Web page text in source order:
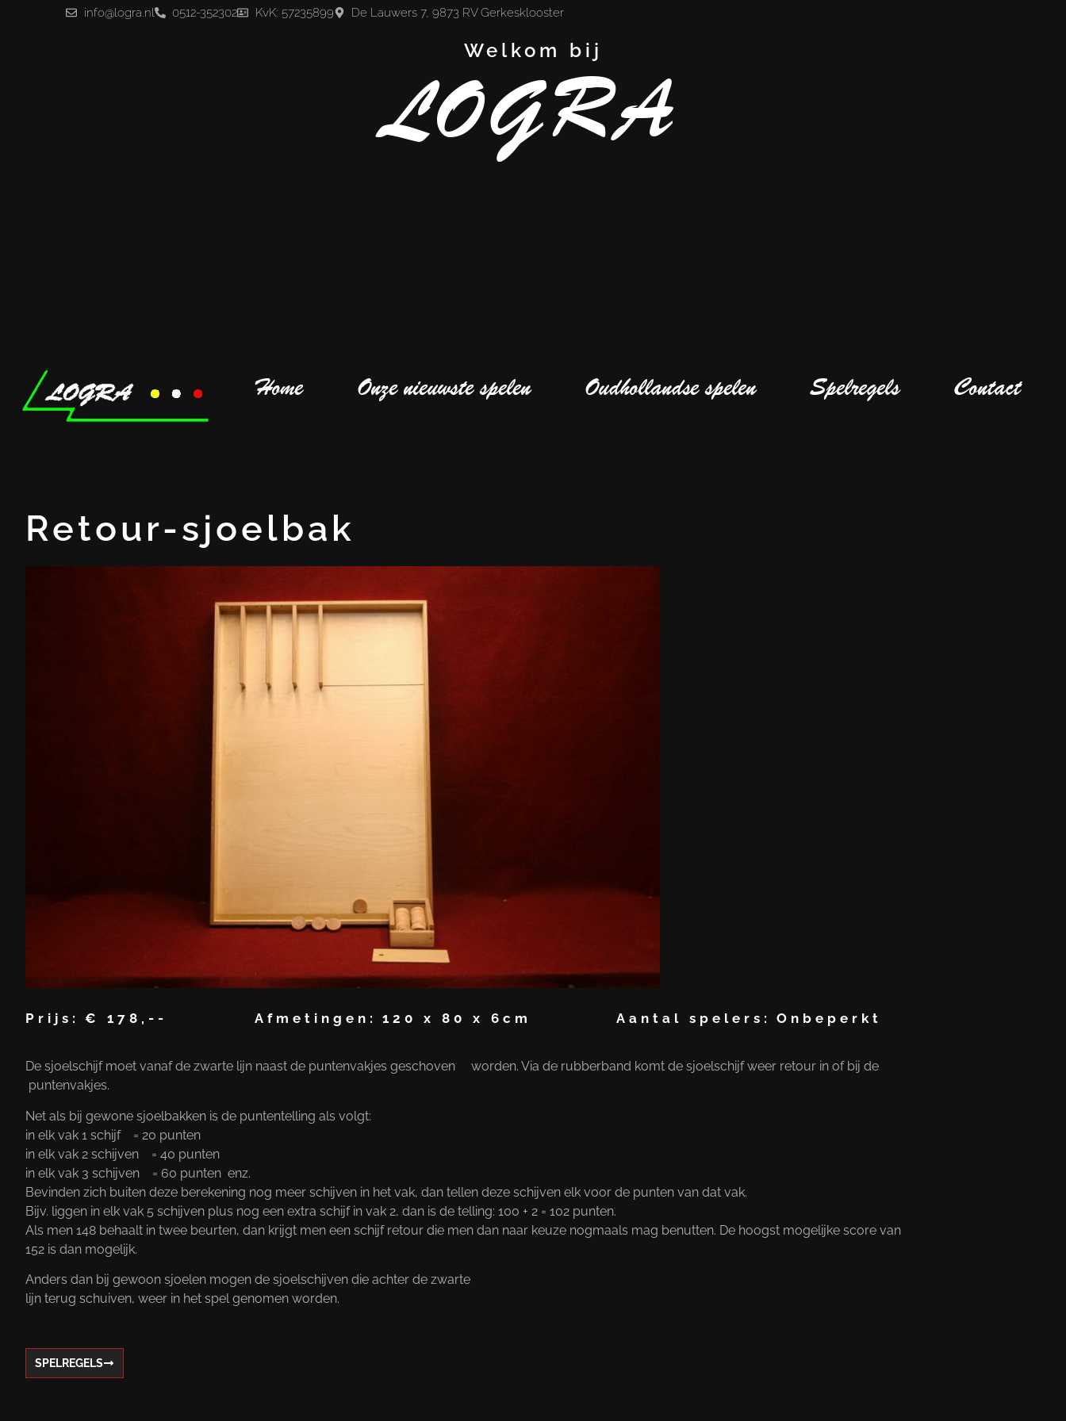
info@logra.nl 0512-352302 KvK: 57235899 De Lauwers 7, 9873 RV Gerkesklooster
Welkom bij
LOGRA
Home Onze nieuwste spelen Oudhollandse spelen Spelregels Contact
Retour-sjoelbak
Prijs: € 178,-- Afmetingen: 120 x 80 x 6cm Aantal spelers: Onbeperkt
De sjoelschijf moet vanaf de zwarte lijn naast de puntenvakjes geschoven worden. Via de rubberband komt de sjoelschijf weer retour in of bij de
puntenvakjes.
Net als bij gewone sjoelbakken is de puntentelling als volgt:
in elk vak 1 schijf = 20 punten
in elk vak 2 schijven = 40 punten
in elk vak 3 schijven = 60 punten enz.
Bevinden zich buiten deze berekening nog meer schijven in het vak, dan tellen deze schijven elk voor de punten van dat vak.
Bijv. liggen in elk vak 5 schijven plus nog een extra schijf in vak 2, dan is de telling: 100 + 2 = 102 punten.
Als men 148 behaalt in twee beurten, dan krijgt men een schijf retour die men dan naar keuze nogmaals mag benutten. De hoogst mogelijke score van
152 is dan mogelijk.
Anders dan bij gewoon sjoelen mogen de sjoelschijven die achter de zwarte
lijn terug schuiven, weer in het spel genomen worden.
SPELREGELS